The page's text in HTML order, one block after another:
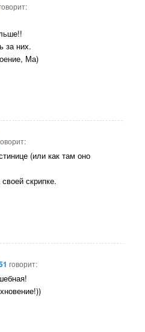
за них.
Ма)
(или как там оно
скрипке.
говорит: